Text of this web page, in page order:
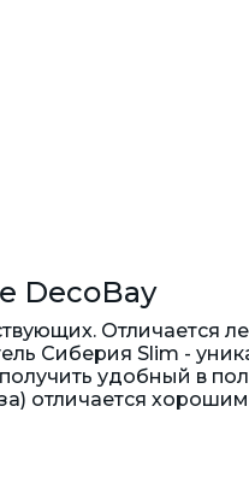
DecoBay
Отличается
Сиберия Slim -
удобный в
отличается